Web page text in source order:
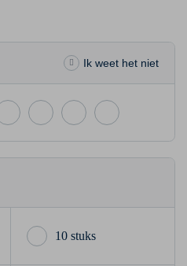
Ik weet het niet
10 stuks